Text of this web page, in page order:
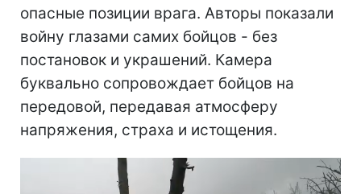
опасные позиции врага. Авторы показали
войну глазами самих бойцов - без
постановок и украшений. Камера
буквально сопровождает бойцов на
передовой, передавая атмосферу
напряжения, страха и истощения.